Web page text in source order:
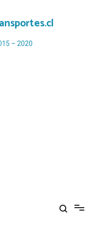
– 2020